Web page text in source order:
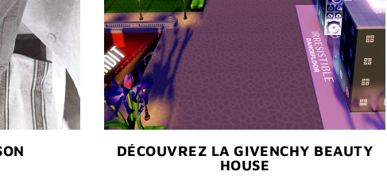
DÉCOUVREZ LA GIVENCHY BEAUTY
HOUSE